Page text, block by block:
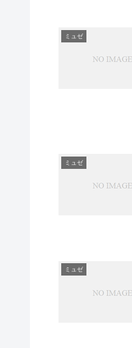
ミュゼ
ミュゼ
ミュゼ